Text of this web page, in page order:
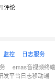
评论
监控
日志服务
emas音视频终
发平台日志移动端